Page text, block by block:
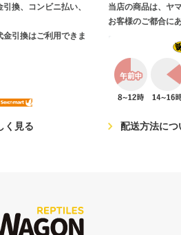
換、コンビニ払い、
引換はご利用できま
く見る
当店の商品は、ヤ
お客様のご都合に
配送方法につ